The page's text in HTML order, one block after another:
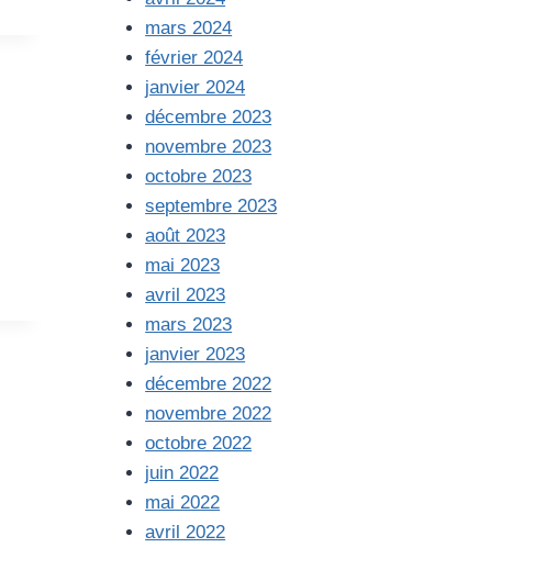
mars 2024
février 2024
janvier 2024
décembre 2023
novembre 2023
octobre 2023
septembre 2023
août 2023
mai 2023
avril 2023
mars 2023
janvier 2023
décembre 2022
novembre 2022
octobre 2022
juin 2022
mai 2022
avril 2022